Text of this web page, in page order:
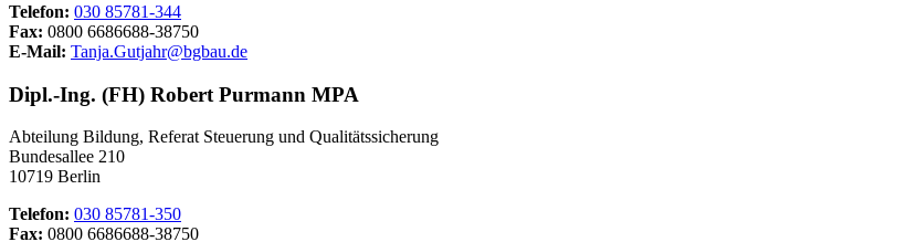
Telefon: 030 85781-344
Fax: 0800 6686688-38750
E-Mail: Tanja.Gutjahr@bgbau.de
Dipl.-Ing. (FH) Robert Purmann MPA
Abteilung Bildung, Referat Steuerung und Qualitätssicherung
Bundesallee 210
10719 Berlin
Telefon: 030 85781-350
Fax: 0800 6686688-38750